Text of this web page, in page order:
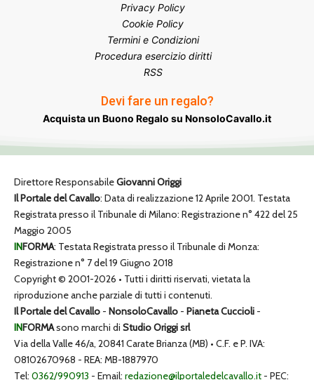
Privacy Policy
Cookie Policy
Termini e Condizioni
Procedura esercizio diritti
RSS
Devi fare un regalo?
Acquista un Buono Regalo su NonsoloCavallo.it
Direttore ResponsabileGiovanni Origgi
Il Portale del Cavallo: Data di realizzazione 12 Aprile 2001. Testata
Registrata presso il Tribunale di Milano: Registrazione n° 422 del 25
Maggio 2005
INFORMA: Testata Registrata presso il Tribunale di Monza:
Registrazione n° 7 del 19 Giugno 2018
Copyright © 2001-2026 • Tutti i diritti riservati, vietata la
riproduzione anche parziale di tutti i contenuti.
Il Portale del Cavallo - NonsoloCavallo - Pianeta Cuccioli -
INFORMAsono marchi di Studio Origgi srl
Via della Valle 46/a, 20841 Carate Brianza (MB) • C.F. e P. IVA:
08102670968 - REA: MB-1887970
Tel: 0362/990913 - Email: redazione@ilportaledelcavallo.it - PEC: